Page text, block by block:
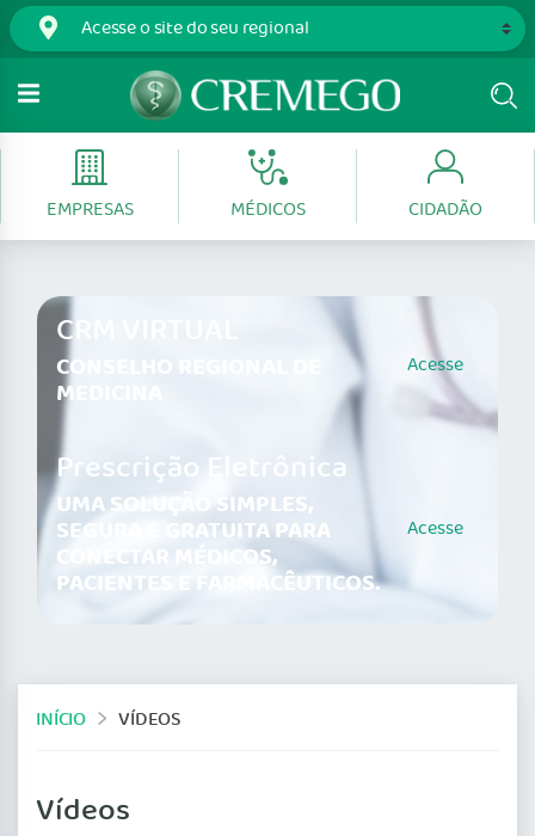
EMPRESAS MÉDICOS CIDADÃO
CRM VIRTUAL
CONSELHO REGIONAL DE
MEDICINA
Acesse
Prescrição Eletrônica
UMA SOLUÇÃO SIMPLES,
SEGURA E GRATUITA PARA
CONECTAR MÉDICOS,
PACIENTES E FARMACÊUTICOS.
Acesse
INÍCIO VÍDEOS
Vídeos